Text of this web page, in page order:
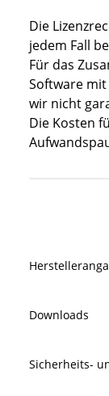
Die
jedem Fall
Für das
Software mit
wir nicht
Die Kosten
Downloads
Sicherheits-